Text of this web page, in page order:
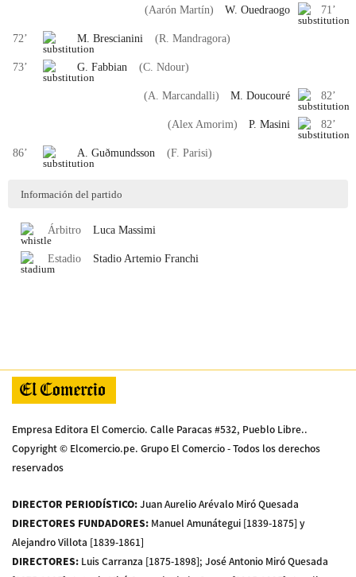
71’
W. Ouedraogo
(Aarón Martín)
72’ M. Brescianini (R. Mandragora)
73’ G. Fabbian (C. Ndour)
82’
M. Doucouré
(A. Marcandalli)
82’
P. Masini
(Alex Amorim)
86’ A. Guðmundsson (F. Parisi)
Información del partido
Árbitro Luca Massimi
Estadio Stadio Artemio Franchi
Empresa Editora El Comercio. Calle Paracas #532, Pueblo Libre..
Copyright © Elcomercio.pe. Grupo El Comercio - Todos los derechos
reservados
DIRECTOR PERIODÍSTICO:Juan Aurelio Arévalo Miró Quesada
DIRECTORES FUNDADORES: Manuel Amunátegui [1839-1875] y
Alejandro Villota [1839-1861]
DIRECTORES: Luis Carranza [1875-1898]; José Antonio Miró Quesada